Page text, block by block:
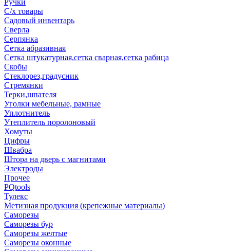
Ручки
С/х товары
Садовый инвентарь
Сверла
Серпянка
Сетка абразивная
Сетка штукатурная,сетка сварная,сетка рабица
Скобы
Стеклорез,градусник
Стремянки
Терки,шпателя
Уголки мебельные, рамные
Уплотнитель
Утеплитель поролоновый
Хомуты
Цифры
Швабра
Штора на дверь с магнитами
Электроды
Прочее
PQtools
Тулекс
Метизная продукция (крепежные материалы)
Саморезы
Саморезы бур
Саморезы желтые
Саморезы оконные